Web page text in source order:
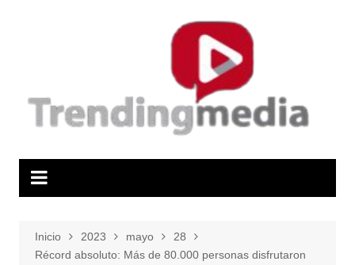
Inicio 2023 mayo
28
Récord absoluto: Más de 80.000 personas disfrutaron